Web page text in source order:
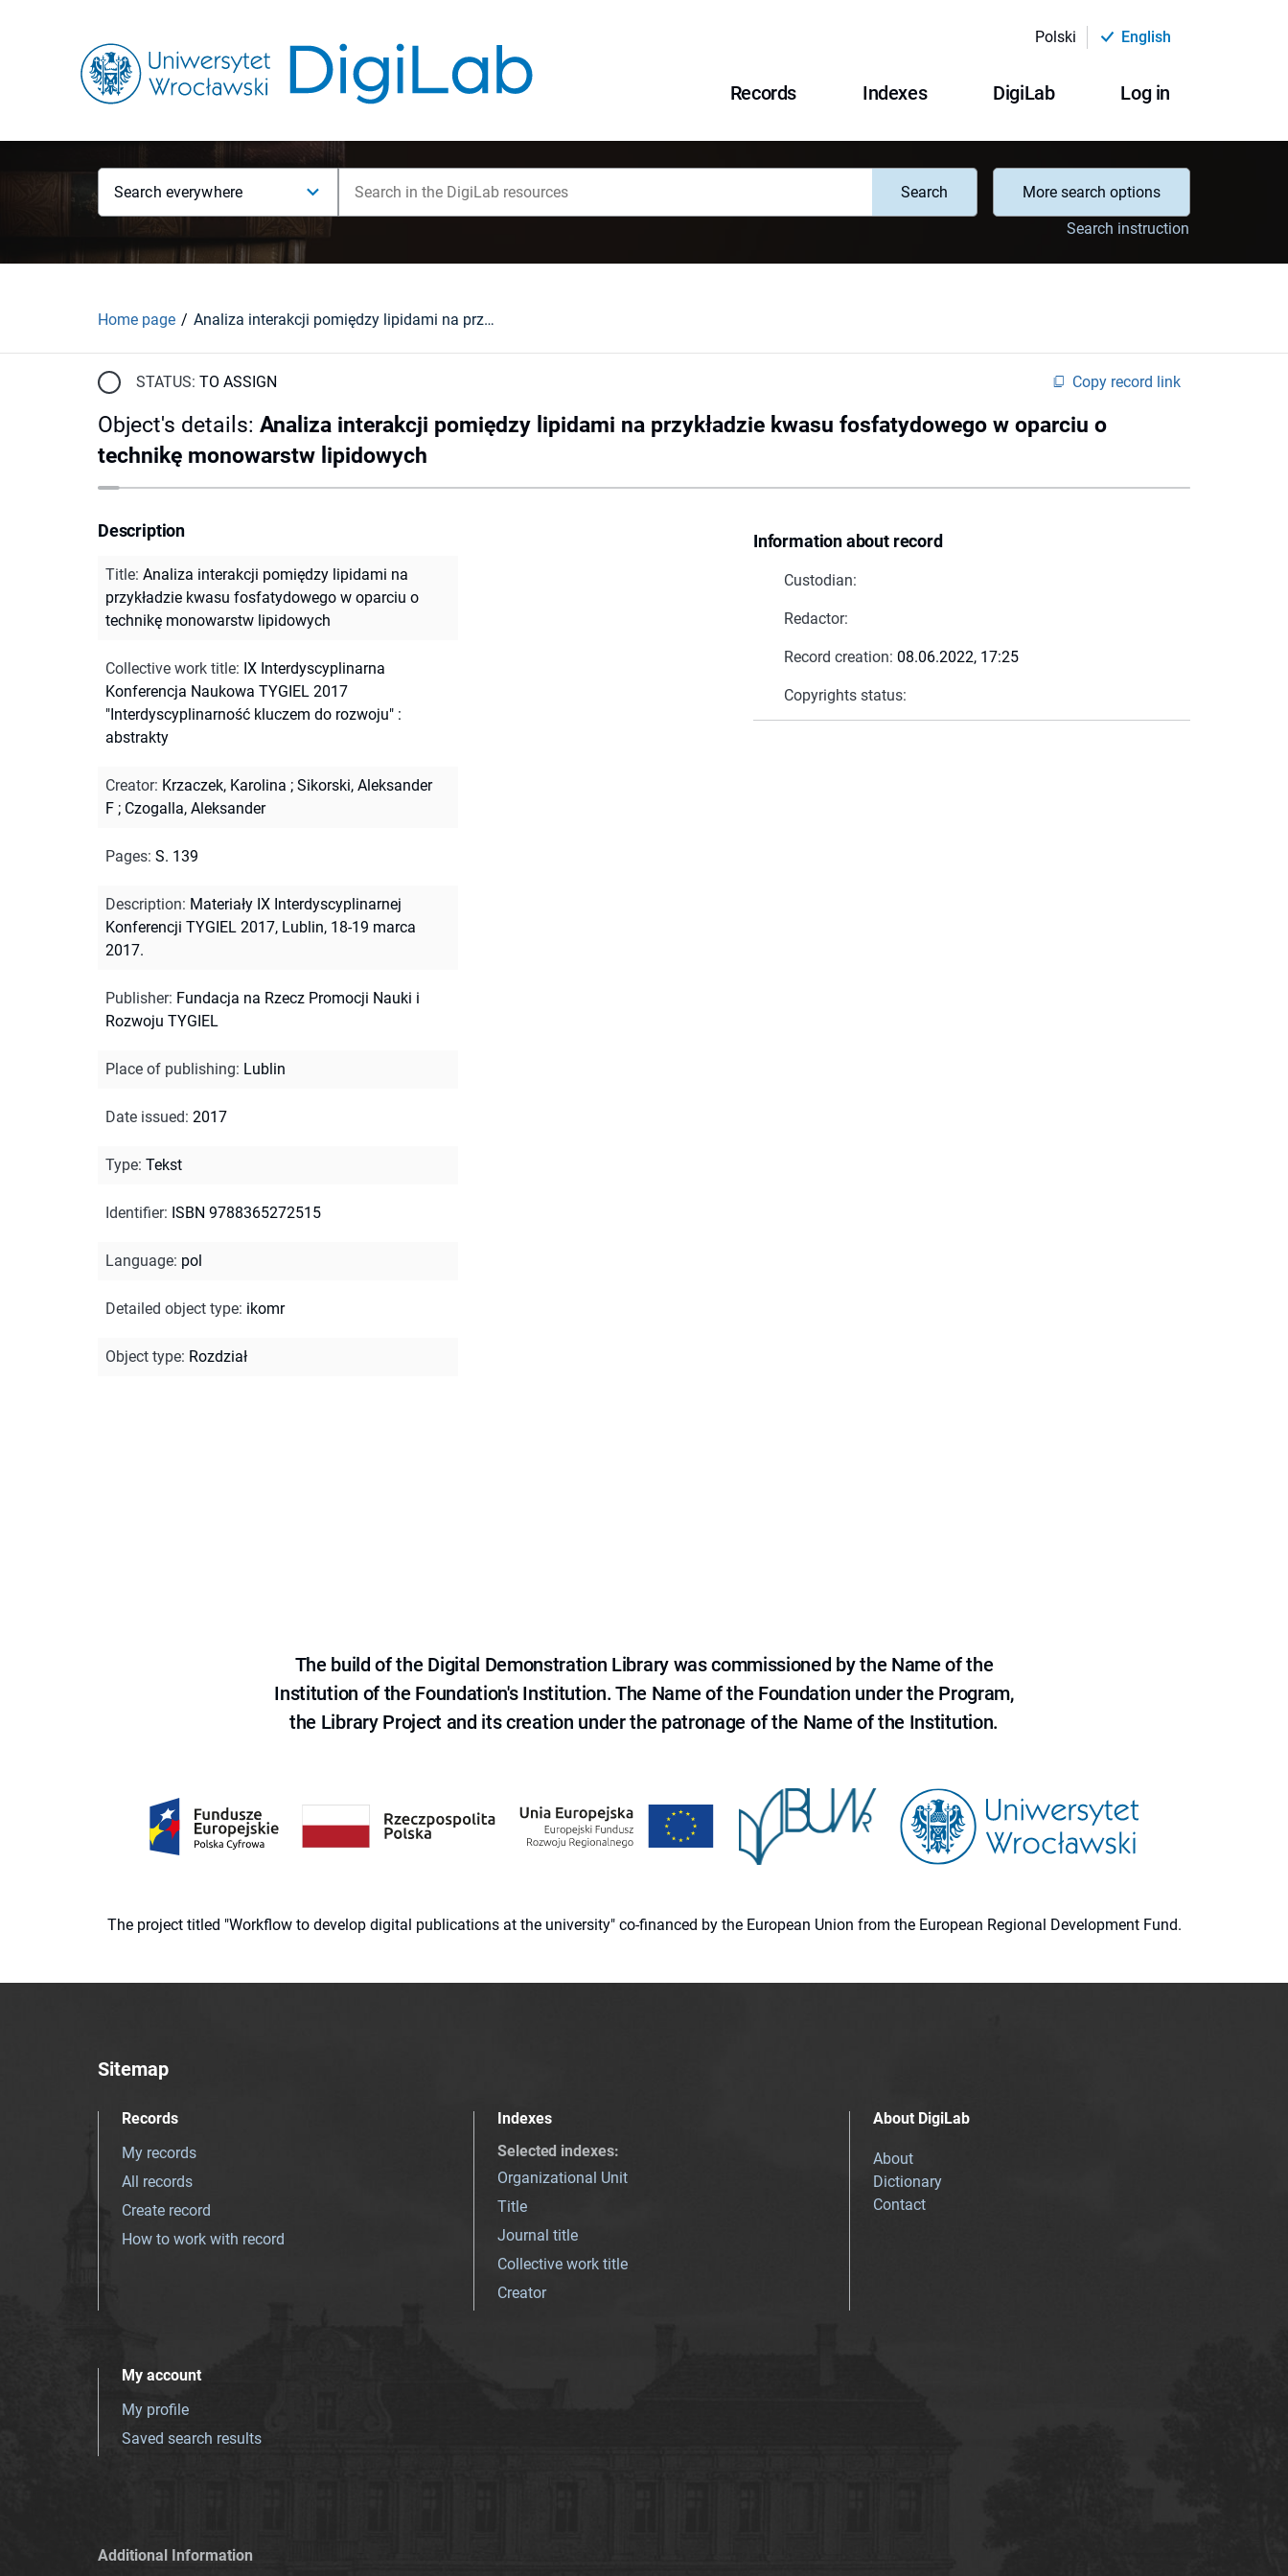
Polski English
Records Indexes DigiLab Log in
Search everywhere Search
More search options
Search instruction
Home page Analiza interakcji pomiędzy lipidami na przykładzie kwasu fosfatydowego w oparciu o technikę monowarstw lipidowych
STATUS: TO ASSIGN Copy record link
Object's details: Analiza interakcji pomiędzy lipidami na przykładzie kwasu fosfatydowego w oparciu o
technikę monowarstw lipidowych
Information about record
Custodian:
Redactor:
Record creation: 08.06.2022, 17:25
Copyrights status:
Description
Title: Analiza interakcji pomiędzy lipidami na
przykładzie kwasu fosfatydowego w oparciu o
technikę monowarstw lipidowych
Collective work title: IX Interdyscyplinarna
Konferencja Naukowa TYGIEL 2017
"Interdyscyplinarność kluczem do rozwoju" :
abstrakty
Creator: Krzaczek, Karolina ; Sikorski, Aleksander
F ; Czogalla, Aleksander
Pages: S. 139
Description: Materiały IX Interdyscyplinarnej
Konferencji TYGIEL 2017, Lublin, 18-19 marca
2017.
Publisher: Fundacja na Rzecz Promocji Nauki i
Rozwoju TYGIEL
Place of publishing: Lublin
Date issued: 2017
Type: Tekst
Identifier: ISBN 9788365272515
Language: pol
Detailed object type: ikomr
Object type: Rozdział
The build of the Digital Demonstration Library was commissioned by the Name of the
Institution of the Foundation's Institution. The Name of the Foundation under the Program,
the Library Project and its creation under the patronage of the Name of the Institution.
The project titled "Workflow to develop digital publications at the university" co-financed by the European Union from the European Regional Development Fund.
Sitemap
Records
My records
All records
Create record
How to work with record
Indexes
Selected indexes:
Organizational Unit
Title
Journal title
Collective work title
Creator
About DigiLab
About
Dictionary
Contact
My account
My profile
Saved search results
Additional Information